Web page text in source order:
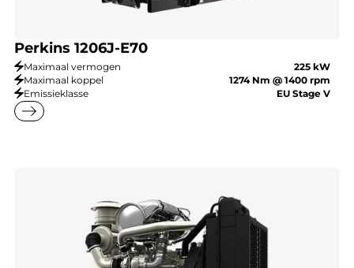
Perkins 1206J-E70
Maximaal vermogen
225 kW
Maximaal koppel
1274 Nm @ 1400 rpm
Emissieklasse
EU Stage V
east